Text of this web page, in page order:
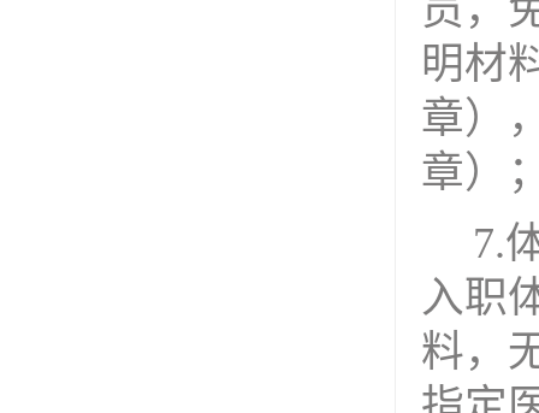
员，
明材
章）
章）
7.
入职
料，